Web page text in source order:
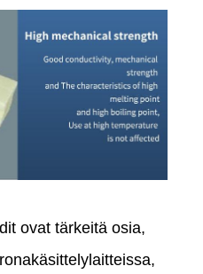
ovat tärkeitä osia,